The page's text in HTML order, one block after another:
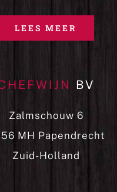
LEES MEER
BV
Zalmschouw 6
MH Papendrecht
Zuid-Holland